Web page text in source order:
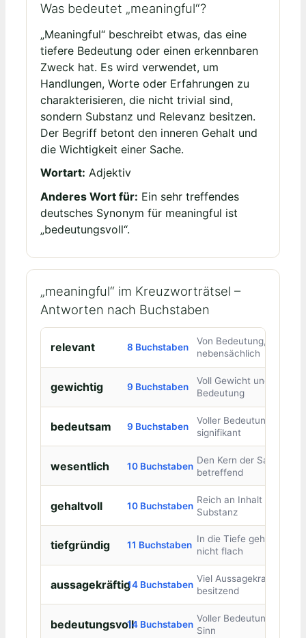
Was bedeutet „meaningful“?
„Meaningful“ beschreibt etwas, das eine
tiefere Bedeutung oder einen erkennbaren
Zweck hat. Es wird verwendet, um
Handlungen, Worte oder Erfahrungen zu
charakterisieren, die nicht trivial sind,
sondern Substanz und Relevanz besitzen.
Der Begriff betont den inneren Gehalt und
die Wichtigkeit einer Sache.
Wortart: Adjektiv
Anderes Wort für: Ein sehr treffendes
deutsches Synonym für meaningful ist
„bedeutungsvoll“.
„meaningful“ im Kreuzworträtsel –
Antworten nach Buchstaben
relevant 8 Buchstaben
Von Bedeutung, nicht
nebensächlich
gewichtig 9 Buchstaben
Voll Gewicht und
Bedeutung
bedeutsam 9 Buchstaben
Voller Bedeutung,
signifikant
wesentlich 10 Buchstaben
Den Kern der Sache
betreffend
gehaltvoll 10 Buchstaben
Reich an Inhalt und
Substanz
tiefgründig 11 Buchstaben
In die Tiefe gehend,
nicht flach
aussagekräftig14 Buchstaben
Viel Aussagekraft
besitzend
bedeutungsvoll14 Buchstaben
Voller Bedeutung und
Sinn